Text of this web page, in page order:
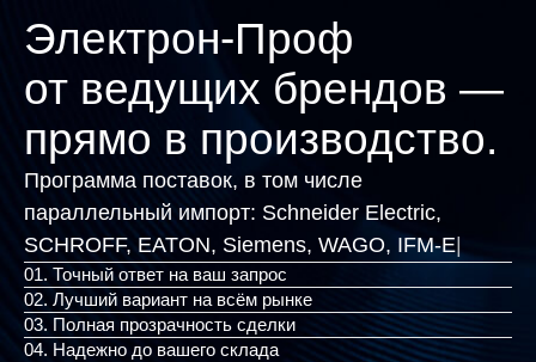
Электрон-Проф
от ведущих брендов —
прямо в производство.
Программа поставок, в том числе
параллельный импорт: Schneider Electric,
SCHROFF, EATON, Siemens, |
01. Точный ответ на ваш запрос
02. Лучший вариант на всём рынке
03. Полная прозрачность сделки
04. Надежно до вашего склада